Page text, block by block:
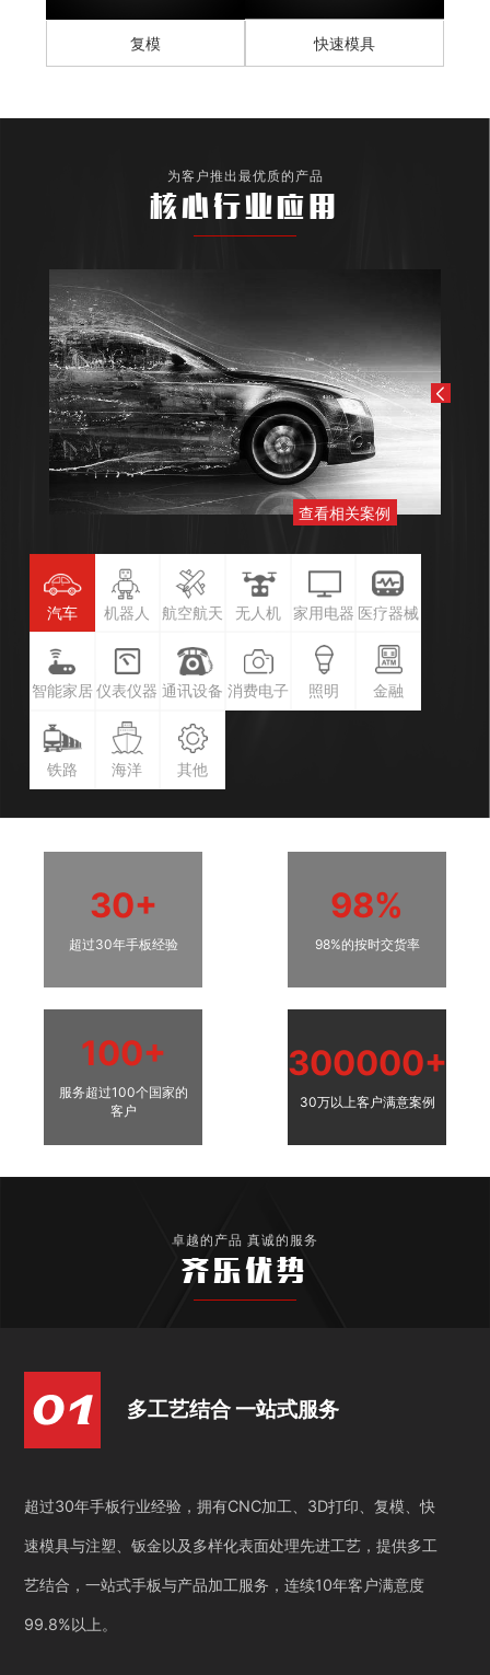
复模 快速模具
为客户推出最优质的产品
核心行业应用
查看相关案例
汽车 机器人 航空航天 无人机 家用电器 医疗器械
智能家居 仪表仪器 通讯设备 消费电子 照明 金融
铁路 海洋 其他
30+
超过30年手板经验
98%
98%的按时交货率
100+
服务超过100个国家的
客户
300000+
30万以上客户满意案例
卓越的产品 真诚的服务
齐乐优势
多工艺结合 一站式服务
超过30年手板行业经验，拥有CNC加工、3D打印、复模、快
速模具与注塑、钣金以及多样化表面处理先进工艺，提供多工
艺结合，一站式手板与产品加工服务，连续10年客户满意度
99.8%以上。